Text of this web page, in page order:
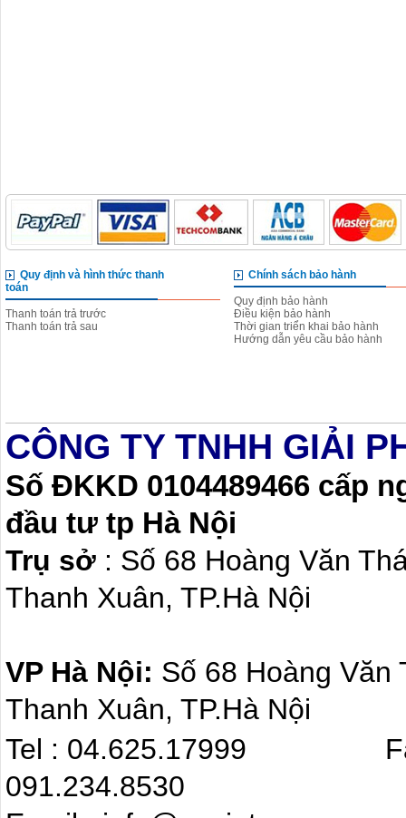
Quy định và hình thức thanh
toán
Thanh toán trả trước
Thanh toán trả sau
Chính sách bảo hành
Quy định bảo hành
Điều kiện bảo hành
Thời gian triển khai bảo hành
Hướng dẫn yêu cầu bảo hành
CÔNG TY TNHH GIẢI
Số ĐKKD 0104489466 cấp
đầu tư tp Hà Nội
Trụ sở : Số 68 Hoàng Văn
Thanh Xuân, TP.Hà Nội
VP Hà Nội: Số 68 Hoàng
Thanh Xuân, TP.Hà Nội
Tel : 04.625.17999
091.234.8530